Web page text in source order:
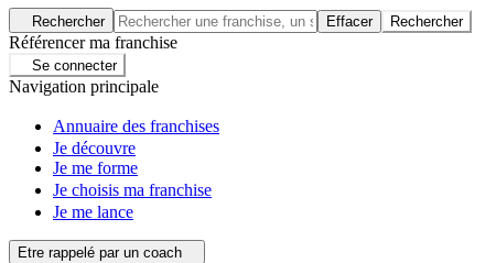
Rechercher Effacer Rechercher
Référencer ma franchise
Se connecter
Navigation principale
Annuaire des franchises
Je découvre
Je me forme
Je choisis ma franchise
Je me lance
Etre rappelé par un coach